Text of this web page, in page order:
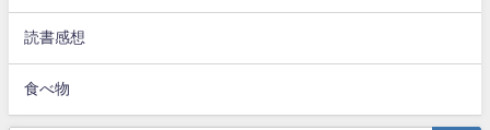
読書感想
食べ物